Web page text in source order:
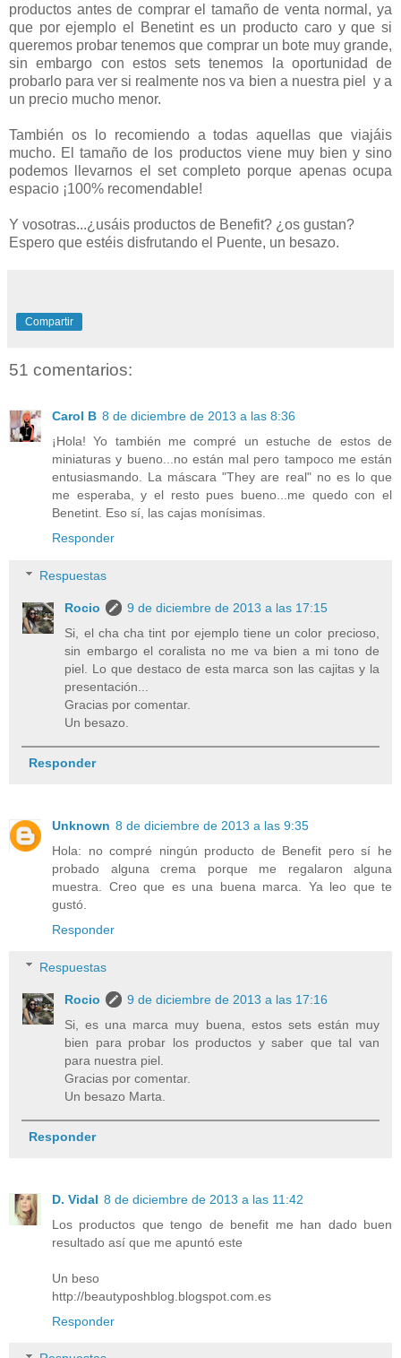
productos antes de comprar el tamaño de venta normal, ya
que por ejemplo el Benetint es un producto caro y que si
queremos probar tenemos que comprar un bote muy grande,
sin embargo con estos sets tenemos la oportunidad de
probarlo para ver si realmente nos va bien a nuestra piel y a
un precio mucho menor.
También os lo recomiendo a todas aquellas que viajáis
mucho. El tamaño de los productos viene muy bien y sino
podemos llevarnos el set completo porque apenas ocupa
espacio ¡100% recomendable!
Y vosotras...¿usáis productos de Benefit? ¿os gustan?
Espero que estéis disfrutando el Puente, un besazo.
Compartir
51 comentarios:
Carol B 8 de diciembre de 2013 a las 8:36
¡Hola! Yo también me compré un estuche de estos de
miniaturas y bueno...no están mal pero tampoco me están
entusiasmando. La máscara "They are real" no es lo que
me esperaba, y el resto pues bueno...me quedo con el
Benetint. Eso sí, las cajas monísimas.
Responder
Respuestas
Rocio
9 de diciembre de 2013 a las 17:15
Si, el cha cha tint por ejemplo tiene un color precioso,
sin embargo el coralista no me va bien a mi tono de
piel. Lo que destaco de esta marca son las cajitas y la
presentación...
Gracias por comentar.
Un besazo.
Responder
Unknown 8 de diciembre de 2013 a las 9:35
Hola: no compré ningún producto de Benefit pero sí he
probado alguna crema porque me regalaron alguna
muestra. Creo que es una buena marca. Ya leo que te
gustó.
Responder
Respuestas
Rocio
9 de diciembre de 2013 a las 17:16
Si, es una marca muy buena, estos sets están muy
bien para probar los productos y saber que tal van
para nuestra piel.
Gracias por comentar.
Un besazo Marta.
Responder
D. Vidal 8 de diciembre de 2013 a las 11:42
Los productos que tengo de benefit me han dado buen
resultado así que me apuntó este
Un beso
http://beautyposhblog.blogspot.com.es
Responder